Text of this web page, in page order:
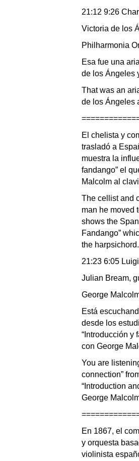
21:12 9:26
Victoria de los
Philharmonia
Esa fue una
de los Ángeles
That was an
de los Ángeles
El chelista y
trasladó a
muestra la
fandango” el
Malcolm al
The cellist and
man he moved
shows the
Fandango”
the harpsichord.
21:23 6:05
Julian Bream,
George
Está
desde los
“Introducción y
con George
You are
connection”
“Introduction
George
En 1867, el
y orquesta
violinista